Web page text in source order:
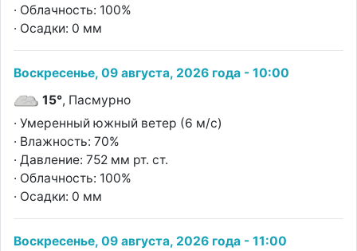
· Облачность: 100%
· Осадки: 0 мм
Воскресенье, 09 августа, 2026 года - 10:00
15°, Пасмурно
· Умеренный южный ветер (6 м/с)
· Влажность: 70%
· Давление: 752 мм рт. ст.
· Облачность: 100%
· Осадки: 0 мм
Воскресенье, 09 августа, 2026 года - 11:00